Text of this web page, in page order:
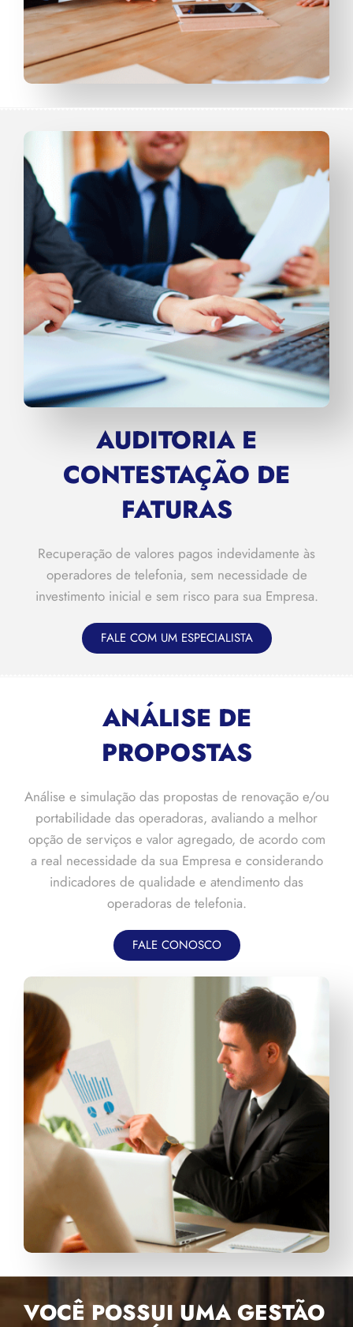
AUDITORIA E
CONTESTAÇÃO DE
FATURAS
Recuperação de valores pagos indevidamente às
operadores de telefonia, sem necessidade de
investimento inicial e sem risco para sua Empresa.
FALE COM UM ESPECIALISTA
ANÁLISE DE
PROPOSTAS
Análise e simulação das propostas de renovação e/ou
portabilidade das operadoras, avaliando a melhor
opção de serviços e valor agregado, de acordo com
a real necessidade da sua Empresa e considerando
indicadores de qualidade e atendimento das
operadoras de telefonia.
FALE CONOSCO
VOCÊ POSSUI UMA GESTÃO